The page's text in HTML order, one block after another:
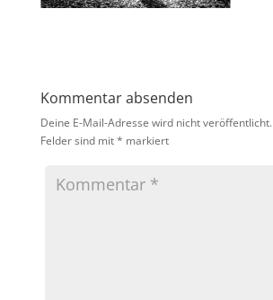
Kommentar absenden
Deine E-Mail-Adresse wird nicht veröffentlicht.
Felder sind mit* markiert